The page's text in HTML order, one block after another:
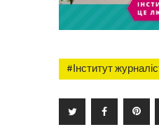
#Інститут